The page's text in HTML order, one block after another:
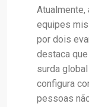
Atualmente,
equipes
por dois
destaca
surda
configura
pessoas